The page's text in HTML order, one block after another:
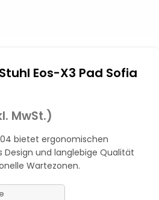
Eos-X3 Pad Sofia
MwSt.)
04 bietet ergonomischen
Design und langlebige Qualität
Wartezonen.